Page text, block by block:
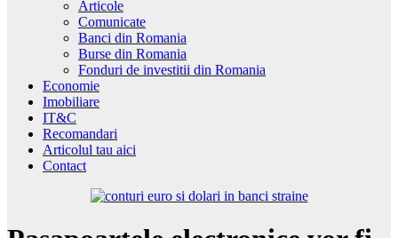
Articole
Comunicate
Banci din Romania
Burse din Romania
Fonduri de investitii din Romania
Economie
Imobiliare
IT&C
Recomandari
Articolul tau aici
Contact